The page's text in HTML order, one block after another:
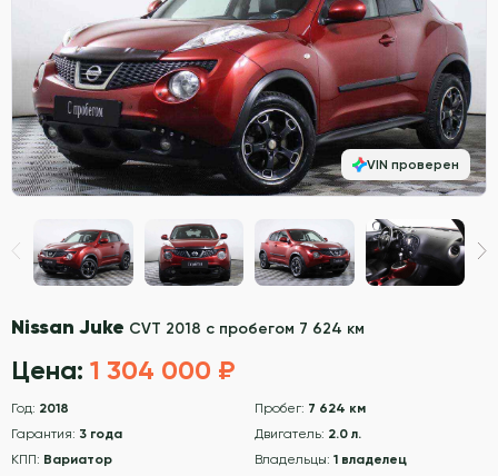
Nissan Juke CVT 2018 с пробегом 7 624 км
Цена: 1 304 000 ₽
Год: 2018 Пробег: 7 624 км
Гарантия: 3 года Двигатель: 2.0 л.
КПП: Вариатор Владельцы: 1 владелец
VIN проверен